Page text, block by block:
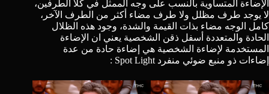
الإضاءة المتساوية بالنسب على وجه الممثل في كلا الطرفين،
لا يوجد طرف مظلل ولا طرف مضاء أكثر من الطرف الآخر،
كامل الوجه مضاء بذات القيمة والشدة، وجود هذه الظلال
الحادة والمتعددة أسفل ذقن الشخصية يعني ان الإضاءة
المستخدمة لإضاءة الشخصية هي إضاءة حادة من عدة
إضاءات ذو منبع ضوئي منفرد Spot Light :